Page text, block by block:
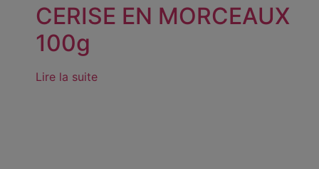
CERISE EN MORCEAUX
100g
Lire la suite